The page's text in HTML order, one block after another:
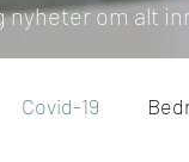
om alt
Covid-19